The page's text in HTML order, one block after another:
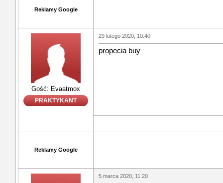
Reklamy Google
Gość: Evaatmox
PRAKTYKANT
29 lutego 2020, 10:40
propecia buy
Reklamy Google
5 marca 2020, 11:20